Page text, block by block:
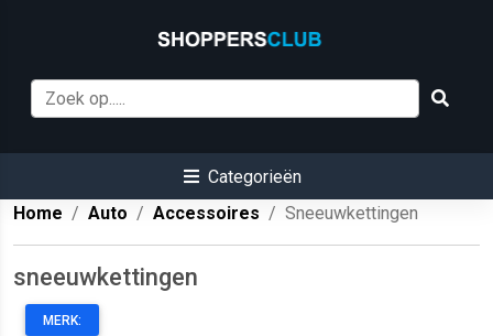
Categorieën
Home
Auto Accessoires Sneeuwkettingen
sneeuwkettingen
MERK: